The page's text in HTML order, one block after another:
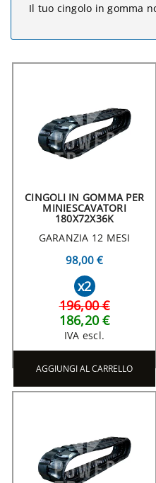
Il tuo cingolo in gomma
CINGOLI IN GOMMA PER
MINIESCAVATORI
180X72X36K
GARANZIA 12 MESI
98,00 €
x2
196,00 €
186,20 €
IVA escl.
AGGIUNGI AL CARRELLO